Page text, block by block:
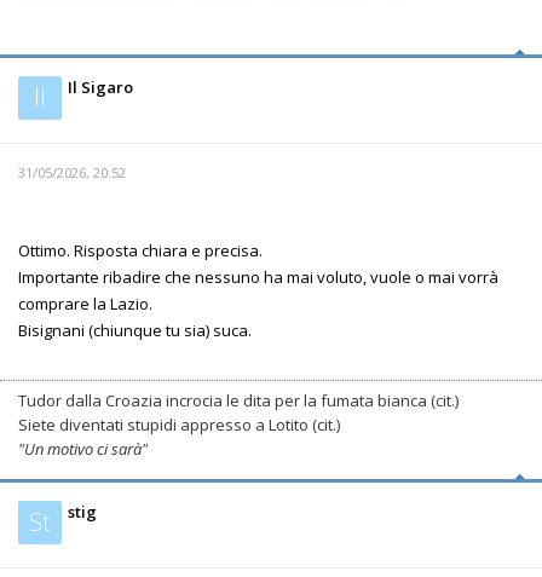
Il Il Sigaro
31/05/2026, 20:52
Ottimo. Risposta chiara e precisa.
Importante ribadire che nessuno ha mai voluto, vuole o mai vorrà
comprare la Lazio.
Bisignani (chiunque tu sia) suca.
Tudor dalla Croazia incrocia le dita per la fumata bianca (cit.)
Siete diventati stupidi appresso a Lotito (cit.)
"Un motivo ci sarà"
St stig